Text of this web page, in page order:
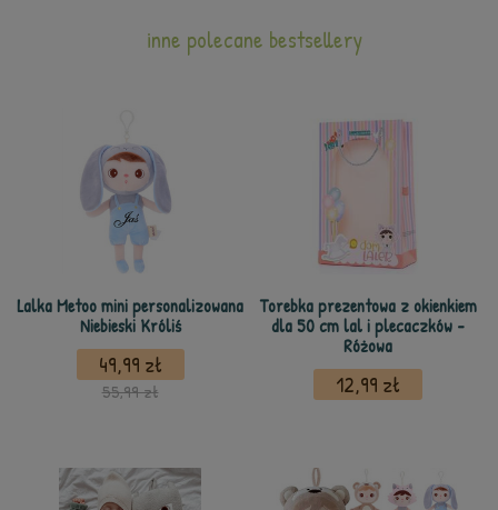
inne polecane bestsellery
Lalka Metoo mini personalizowana
Niebieski Króliś
49,99 zł
55,99 zł
Torebka prezentowa z okienkiem
dla 50 cm lal i plecaczków -
Różowa
12,99 zł